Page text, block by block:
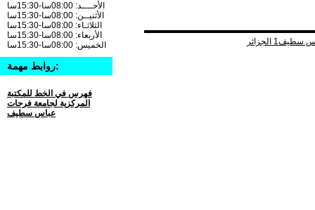
الأحــــد: 08:00سا-15:30سا
الأثنيــن: 08:00سا-15:30سا
الثلاثـاء: 08:00سا-15:30سا
الأربعاء: 08:00سا-15:30سا
الخميس: 08:00سا-15:30سا
روابط مهمة:
فهرس في الخط للمكتبة
المركزية لجامعة فرحات
عباس سطيف